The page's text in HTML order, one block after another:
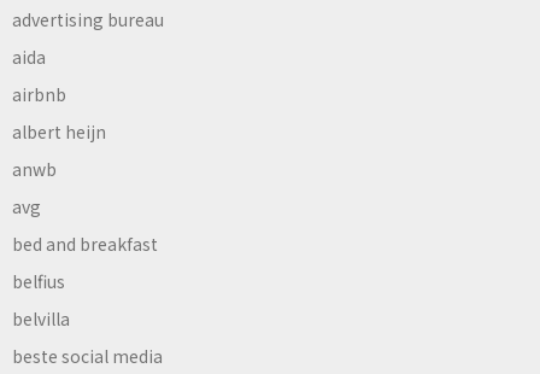
advertising bureau
aida
airbnb
albert heijn
anwb
avg
bed and breakfast
belfius
belvilla
beste social media